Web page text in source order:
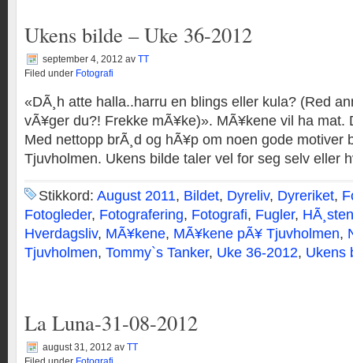
Ukens bilde – Uke 36-2012
september 4, 2012 av TT
Filed under Fotografi
«DÃ¸h atte halla..harru en blings eller kula? (Red
vÃ¥ger du?! Frekke mÃ¥ke)». MÃ¥kene vil ha mat.
Med nettopp brÃ¸d og hÃ¥p om noen gode motiver
Tjuvholmen. Ukens bilde taler vel for seg selv eller
Stikkord: August 2011, Bildet, Dyreliv, Dyreriket,
Fotogleder, Fotografering, Fotografi, Fugler,
Hverdagsliv, MÃ¥kene, MÃ¥kene pÃ¥ Tjuvholmen,
Tjuvholmen, Tommy`s Tanker, Uke 36-2012, Ukens
La Luna-31-08-2012
august 31, 2012 av TT